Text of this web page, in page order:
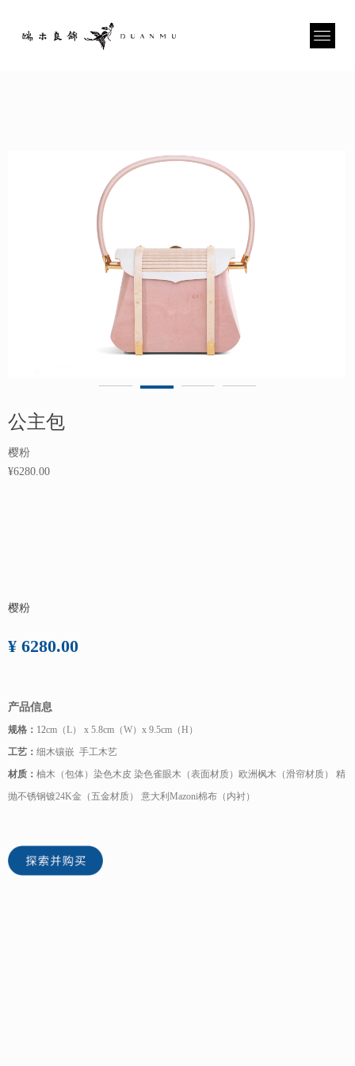
公主包
樱粉
¥6280.00
樱粉
¥ 6280.00
产品信息
规格： 12cm（L） x 5.8cm（W）x 9.5cm（H）
工艺： 细木镶嵌 手工木艺
材质： 柚木（包体）染色木皮 染色雀眼木（表面材质）欧洲枫木（滑帘材质） 精
抛不锈钢镀24K金（五金材质） 意大利Mazoni棉布（内衬）